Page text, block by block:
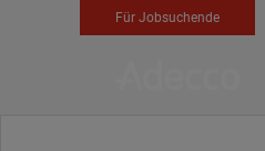
Für Jobsuchende